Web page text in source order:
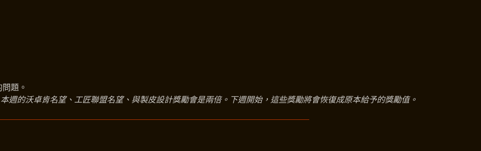
題。
週的沃卓肯名望、工匠聯盟名望、與製皮設計獎勵會是兩倍。下週開始，這些獎勵將會恢復成原本給予的獎勵值。